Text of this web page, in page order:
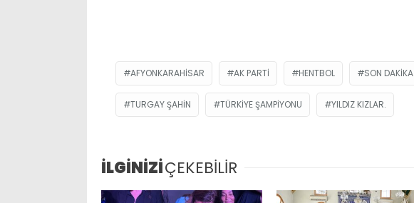
AFYONKARAHISAR AK PARTI HENTBOL SON DAKIKA
TURGAY ŞAHIN TÜRKIYE ŞAMPIYONU YILDIZ KIZLAR.
İLGİNİZİÇEKEBİLİR